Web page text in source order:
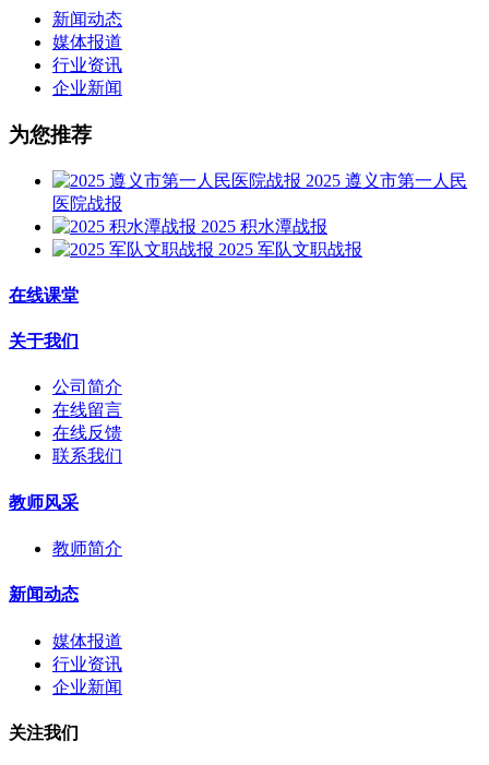
新闻动态
媒体报道
行业资讯
企业新闻
为您推荐
2025 遵义市第一人民
医院战报
2025 积水潭战报
2025 军队文职战报
在线课堂
关于我们
公司简介
在线留言
在线反馈
联系我们
教师风采
教师简介
新闻动态
媒体报道
行业资讯
企业新闻
关注我们